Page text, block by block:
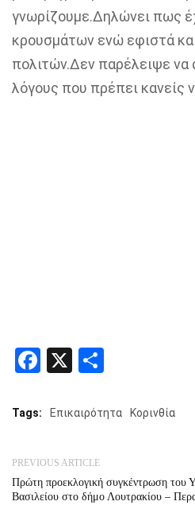
γνωρίζουμε.Δηλώνει πως
κρουσμάτων ενώ εφιστά
πολιτών.Δεν παρέλειψε να
λόγους που πρέπει κανείς
Facebook
X
Tags: Επικαιρότητα Κορινθία
PREVIOUS ARTICLE
Πρώτη προεκλογική συγκέντρωση του
Βασιλείου στο δήμο Λουτρακίου –